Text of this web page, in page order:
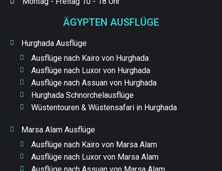
ÄGYPTEN AUSFLÜGE
Hurghada Ausflüge
Ausflüge nach Kairo von Hurghada
Ausflüge nach Luxor von Hurghada
Ausflüge nach Assuan von Hurghada
Hurghada Schnorchelausflüge
Wüstentouren & Wüstensafari in Hurghada
Marsa Alam Ausflüge
Ausflüge nach Kairo von Marsa Alam
Ausflüge nach Luxor von Marsa Alam